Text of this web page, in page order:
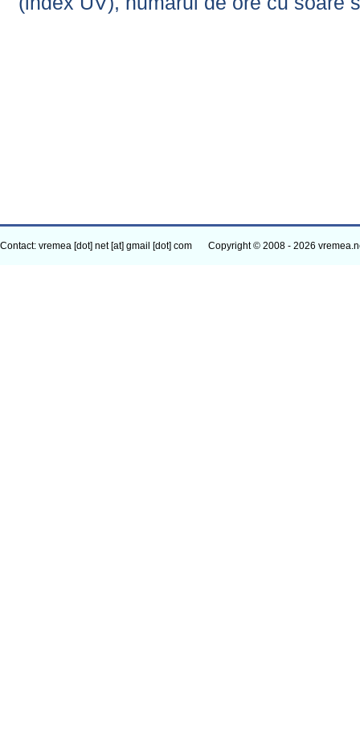
Contact: vremea [dot] net [at] gmail [dot] com Copyright © 2008 - 2026